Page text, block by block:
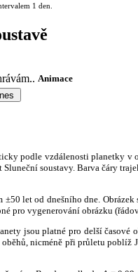
1 den.
Animace
podle vzdálenosti planetky
soustavy. Barva čáry
let od dnešního dne.
pro vygenerování obrázku
jsou platné pro delší
nicméně při průletu